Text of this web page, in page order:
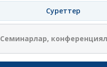
Суреттер
Семинарлар,